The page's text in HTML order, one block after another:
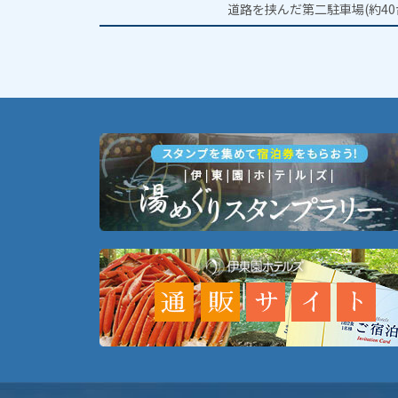
道路を挟んだ第二駐車場(約